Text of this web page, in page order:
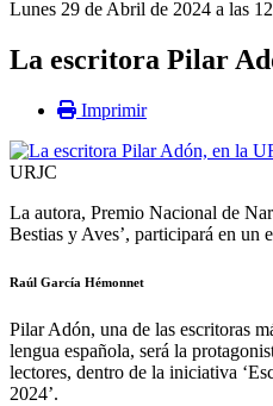
Lunes 29 de Abril de 2024 a las
La escritora Pilar
Imprimir
URJC
La autora, Premio Nacional de
Bestias y Aves’, participará en un
Raúl García Hémonnet
Pilar Adón, una de las escritoras
lengua española, será la
lectores, dentro de la iniciativa
2024’.